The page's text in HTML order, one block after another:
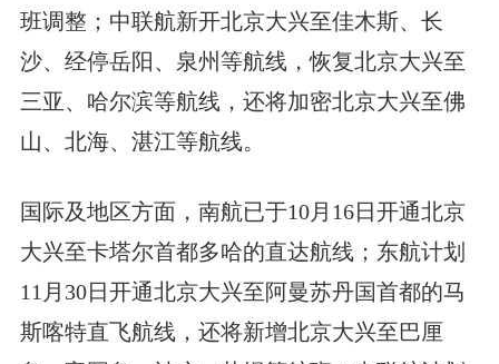
班调整；中联航新开北京大兴至佳木斯、长
沙、经停岳阳、泉州等航线，恢复北京大兴至
三亚、哈尔滨等航线，还将加密北京大兴至佛
山、北海、湛江等航线。
国际及地区方面，南航已于10月16日开通北京
大兴至卡塔尔首都多哈的直达航线；东航计划
11月30日开通北京大兴至阿曼苏丹国首都的马
斯喀特直飞航线，还将新增北京大兴至巴厘